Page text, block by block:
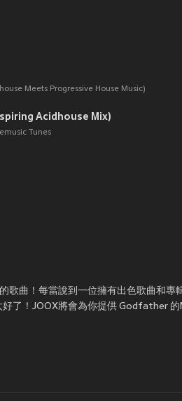
Meets Progressive House Music)
Acidhouse Mix)
Tunes
歌曲！每當說到一位擁有出色歌曲和
了！JOOX將會為你提供 Godfather 的